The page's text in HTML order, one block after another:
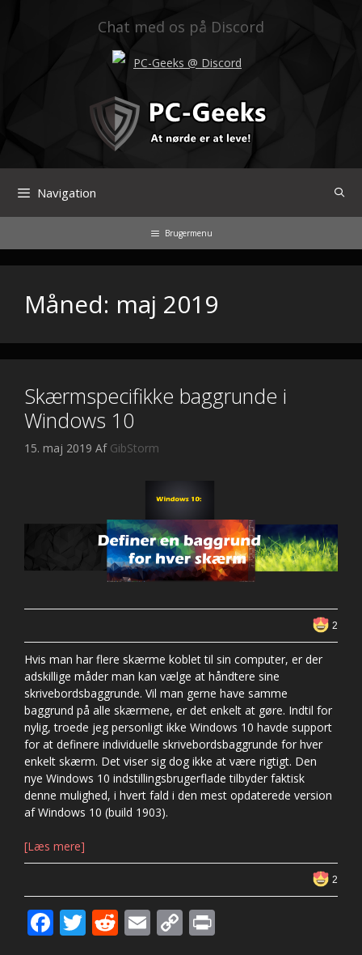
Chat med os på Discord
PC-Geeks @ Discord
Navigation
Brugermenu
Måned: maj 2019
Skærmspecifikke baggrunde i
Windows 10
15. maj 2019 Af GibStorm
2
Hvis man har flere skærme koblet til sin computer, er der
adskillige måder man kan vælge at håndtere sine
skrivebordsbaggrunde. Vil man gerne have samme
baggrund på alle skærmene, er det enkelt at gøre. Indtil for
nylig, troede jeg personligt ikke Windows 10 havde support
for at definere individuelle skrivebordsbaggrunde for hver
enkelt skærm. Det viser sig dog ikke at være rigtigt. Den
nye Windows 10 indstillingsbrugerflade tilbyder faktisk
denne mulighed, i hvert fald i den mest opdaterede version
af Windows 10 (build 1903).
[Læs mere]
2
F T R E C